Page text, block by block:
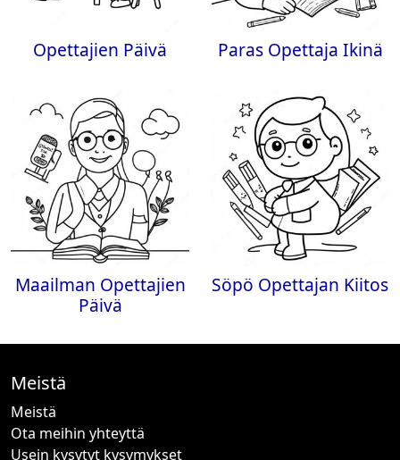
Opettajien Päivä Paras Opettaja Ikinä
Maailman Opettajien
Päivä
Söpö Opettajan Kiitos
Meistä
Meistä
Ota meihin yhteyttä
Usein kysytyt kysymykset